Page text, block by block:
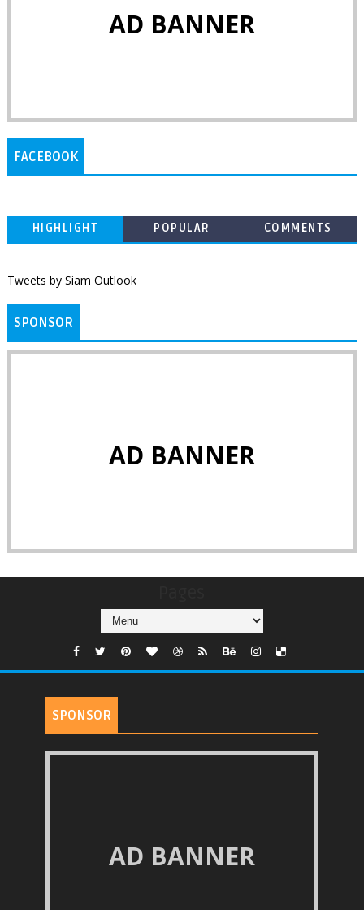
AD BANNER
FACEBOOK
HIGHLIGHT POPULAR COMMENTS
Tweets by Siam Outlook
SPONSOR
AD BANNER
SPONSOR
AD BANNER